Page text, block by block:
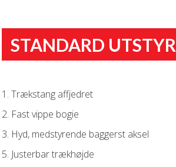
STANDARD UTSTYR
1. Trækstang affjedret
2. Fast vippe bogie
3. Hyd, medstyrende baggerst aksel
5. Justerbar trækhøjde